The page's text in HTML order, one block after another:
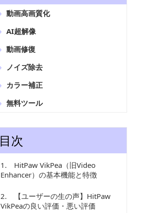
動画高画質化
AI超解像
動画修復
ノイズ除去
カラー補正
無料ツール
目次
1. HitPaw VikPea（旧Video
Enhancer）の基本機能と特徴
2.
【ユーザーの生の声】HitPaw
VikPeaの良い評価・悪い評価